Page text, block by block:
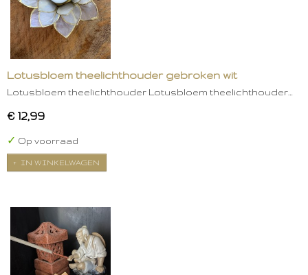
Lotusbloem theelichthouder gebroken wit
Lotusbloem theelichthouder Lotusbloem theelichthouder…
€ 12,99
✓ Op voorraad
IN WINKELWAGEN